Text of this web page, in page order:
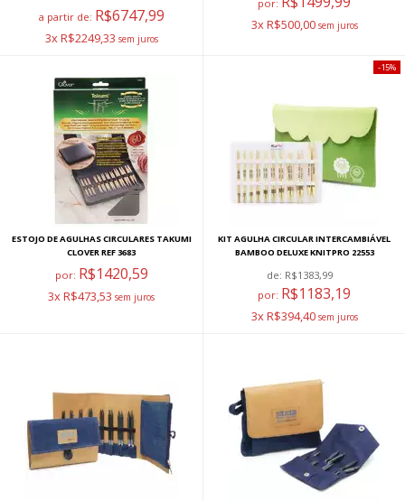
a partir de: R$6747,99
3x R$2249,33
por:
3x R$500,00
ESTOJO DE AGULHAS CIRCULARES TAKUMI
CLOVER REF 3683
por: R$1420,59
3x R$473,53
KIT AGULHA CIRCULAR INTERCAMBIÁVEL
BAMBOO DELUXE KNITPRO 22553
de: R$1383,99
por: R$1183,19
3x R$394,40
15%